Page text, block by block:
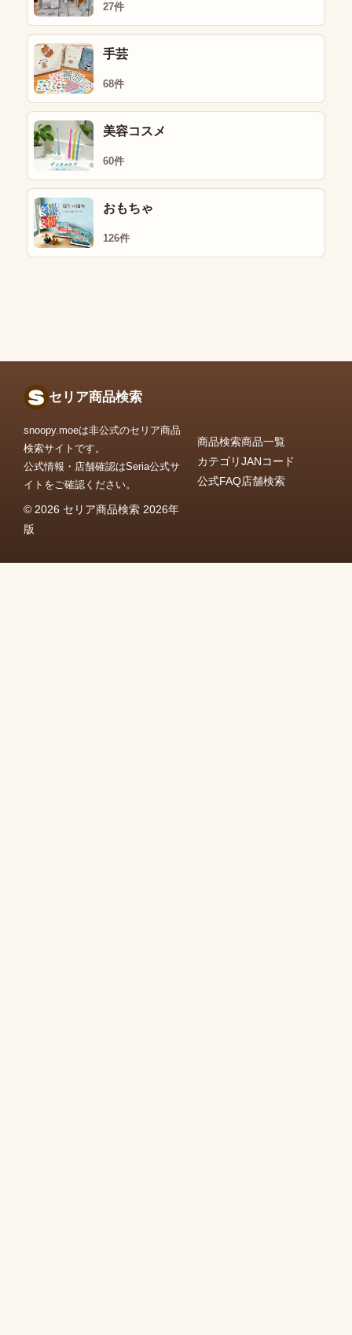
27件
手芸
68件
美容コスメ
60件
おもちゃ
126件
セリア商品検索
snoopy.moeは非公式のセリア商品
検索サイトです。
公式情報・店舗確認はSeria公式サ
イトをご確認ください。
© 2026 セリア商品検索 2026年
版
商品検索商品一覧
カテゴリJANコード
公式FAQ店舗検索